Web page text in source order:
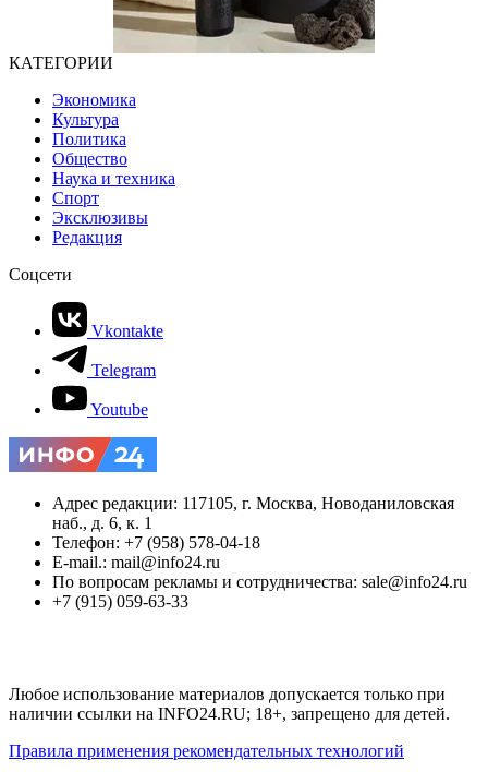
КАТЕГОРИИ
Экономика
Культура
Политика
Общество
Наука и техника
Спорт
Эксклюзивы
Редакция
Соцсети
Vkontakte
Telegram
Youtube
Адрес редакции: 117105, г. Москва, Новоданиловская
наб., д. 6, к. 1
Телефон: +7 (958) 578-04-18
E-mail.: mail@info24.ru
По вопросам рекламы и сотрудничества: sale@info24.ru
+7 (915) 059-63-33
Любое использование материалов допускается только при
наличии ссылки на INFO24.RU; 18+, запрещено для детей.
Правила применения рекомендательных технологий